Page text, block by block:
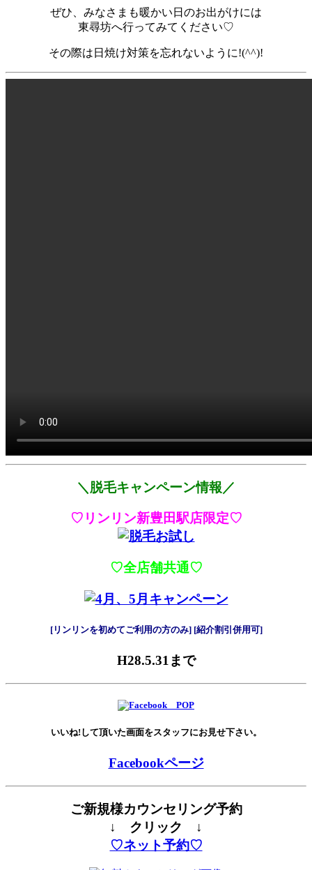
ぜひ、みなさまも暖かい日のお出がけには
東尋坊へ行ってみてください♡
その際は日焼け対策を忘れないように!(^^)!
＼脱毛キャンペーン情報／
♡リンリン新豊田駅店限定♡
♡全店舗共通♡
[リンリンを初めてご利用の方のみ] [紹介割引併用可]
H28.5.31まで
いいね!して頂いた画面をスタッフにお見せ下さい。
Facebookページ
ご新規様カウンセリング予約
↓ クリック ↓
♡ネット予約♡